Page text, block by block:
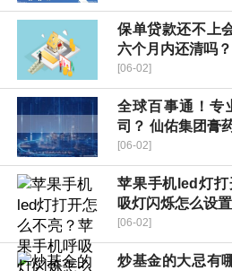
保单贷款还不上
六个月内还清吗？
[06-02]
全球百事通！专
司？ 仙佑集团膏
[06-02]
苹果手机led灯
吸灯闪烁怎么设
[06-02]
炒基金的大忌有